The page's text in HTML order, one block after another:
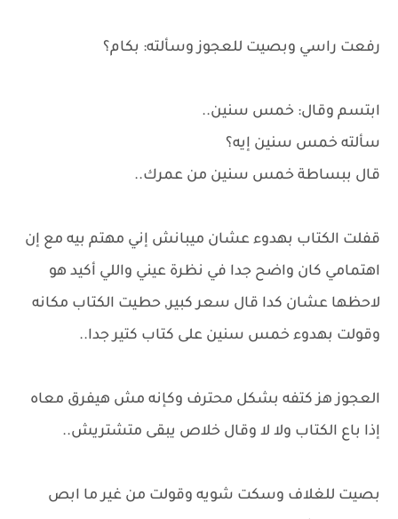
رفعت راسي وبصيت للعجوز وسألته: بكام؟
ابتسم وقال: خمس سنين..
سألته خمس سنين إيه؟
قال ببساطة خمس سنين من عمرك..
قفلت الكتاب بهدوء عشان ميبانش إني مهتم بيه مع إن
اهتمامي كان واضح جدا في نظرة عيني واللي أكيد هو
لاحظها عشان كدا قال سعر كبير, حطيت الكتاب مكانه
وقولت بهدوء خمس سنين على كتاب كتير جدا..
العجوز هز كتفه بشكل محترف وكإنه مش هيفرق معاه
إذا باع الكتاب ولا لا وقال خلاص يبقى متشتريش..
بصيت للغلاف وسكت شويه وقولت من غير ما ابص